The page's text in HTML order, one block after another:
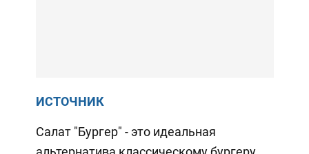
ИСТОЧНИК
Салат "Бургер" - это идеальная